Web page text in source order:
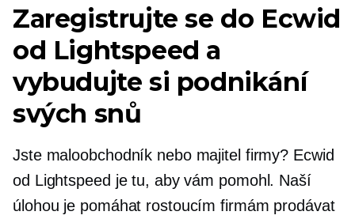
Zaregistrujte se do Ecwid
od Lightspeed a
vybudujte si podnikání
svých snů
Jste maloobchodník nebo majitel firmy? Ecwid
od Lightspeed je tu, aby vám pomohl. Naší
úlohou je pomáhat rostoucím firmám prodávat